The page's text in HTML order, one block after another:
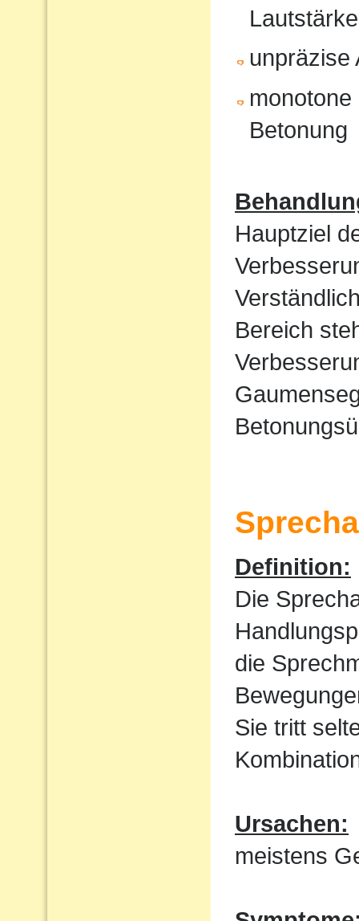
unpräzise
Betonung
Hauptziel
Bereich
Definition:
Die
die
Sie tritt
Ursachen:
meistens